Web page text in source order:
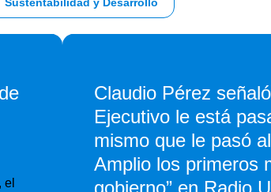
el
Claudio Pérez
Ejecutivo le está
mismo que le pasó
Amplio los primeros
gobierno” en Radio